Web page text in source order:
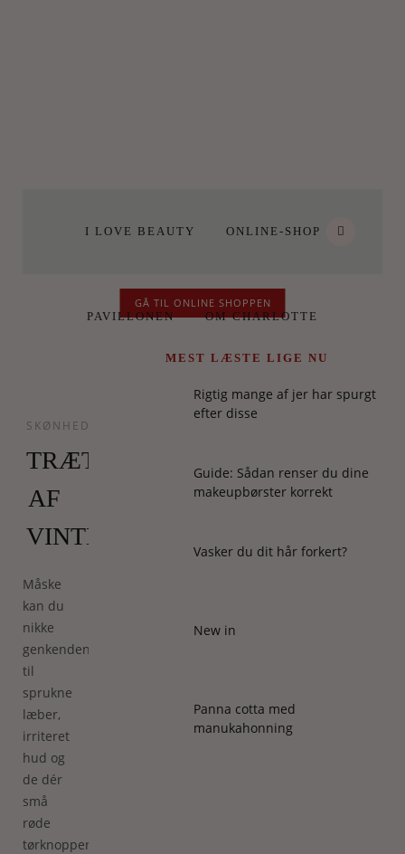
I LOVE BEAUTY ONLINE-SHOP
PAVILLONEN OM CHARLOTTE
GÅ TIL ONLINE SHOPPEN
SKØNHED
TRÆT
AF
VINTERHUD?
Måske
kan du
nikke
genkendende
til
sprukne
læber,
irriteret
hud og
de dér
små
røde
tørknopper
MEST LÆSTE LIGE NU
Rigtig mange af jer har spurgt
efter disse
Guide: Sådan renser du dine
makeupbørster korrekt
Vasker du dit hår forkert?
New in
Panna cotta med
manukahonning